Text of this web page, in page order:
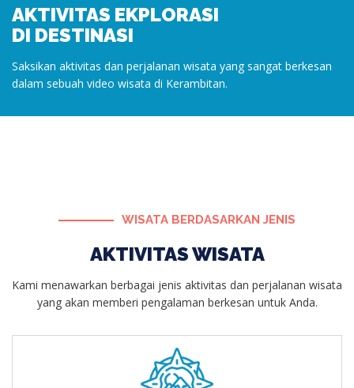
AKTIVITAS EKPLORASI
DI DESTINASI
Saksikan aktivitas dan perjalanan wisata yang sangat berkesan
dalam sebuah video wisata di Kerambitan.
WISATA BERDASARKAN JENIS
AKTIVITAS WISATA
Kami menawarkan berbagai jenis aktivitas dan perjalanan wisata
yang akan memberi pengalaman berkesan untuk Anda.